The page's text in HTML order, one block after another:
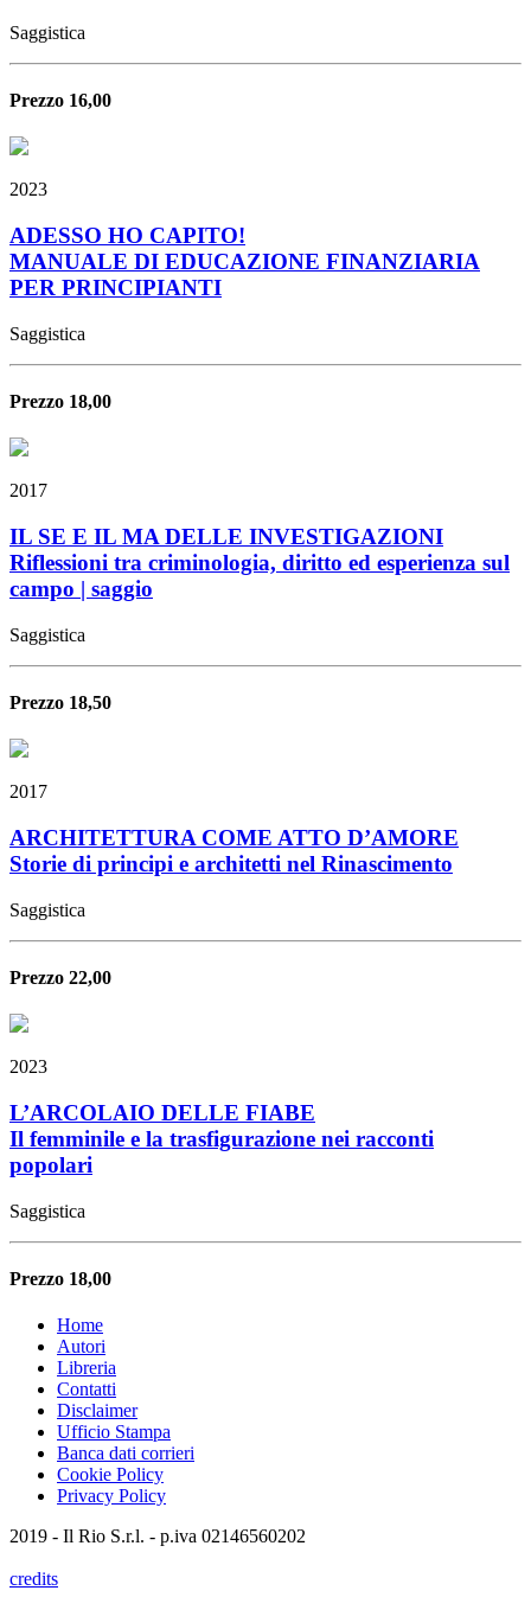
Saggistica
Prezzo 16,00
2023
ADESSO HO CAPITO!
MANUALE DI EDUCAZIONE FINANZIARIA
PER PRINCIPIANTI
Saggistica
Prezzo 18,00
2017
IL SE E IL MA DELLE INVESTIGAZIONI
Riflessioni tra criminologia, diritto ed esperienza sul
campo | saggio
Saggistica
Prezzo 18,50
2017
ARCHITETTURA COME ATTO D’AMORE
Storie di principi e architetti nel Rinascimento
Saggistica
Prezzo 22,00
2023
L’ARCOLAIO DELLE FIABE
Il femminile e la trasfigurazione nei racconti
popolari
Saggistica
Prezzo 18,00
Home
Autori
Libreria
Contatti
Disclaimer
Ufficio Stampa
Banca dati corrieri
Cookie Policy
Privacy Policy
2019 - Il Rio S.r.l. - p.iva 02146560202
credits